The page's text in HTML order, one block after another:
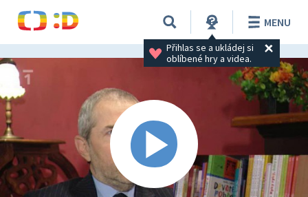
Přihlas se a ukládej si
oblíbené hry a videa.
MENU